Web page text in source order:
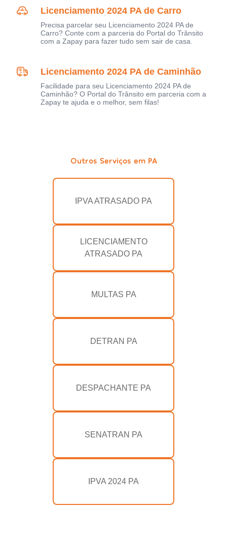
Licenciamento 2024 PA de Carro
Precisa parcelar seu Licenciamento 2024 PA de
Carro? Conte com a parceria do Portal do Trânsito
com a Zapay para fazer tudo sem sair de casa.
Licenciamento 2024 PA de Caminhão
Facilidade para seu Licenciamento 2024 PA de
Caminhão? O Portal do Trânsito em parceria com a
Zapay te ajuda e o melhor, sem filas!
Outros Serviços em PA
IPVA ATRASADO PA
LICENCIAMENTO
ATRASADO PA
MULTAS PA
DETRAN PA
DESPACHANTE PA
SENATRAN PA
IPVA 2024 PA